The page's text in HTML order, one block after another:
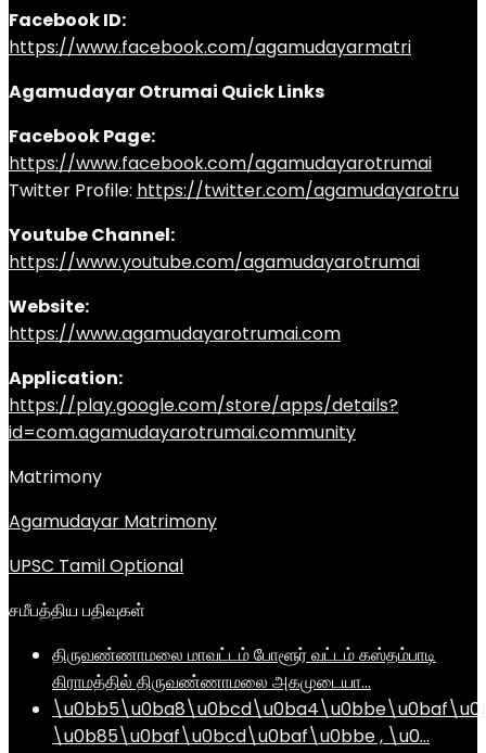
Facebook ID:
https://www.facebook.com/agamudayarmatri
Agamudayar Otrumai Quick Links
Facebook Page:
https://www.facebook.com/agamudayarotrumai
Twitter Profile: https://twitter.com/agamudayarotru
Youtube Channel:
https://www.youtube.com/agamudayarotrumai
Website:
https://www.agamudayarotrumai.com
Application:
https://play.google.com/store/apps/details?
id=com.agamudayarotrumai.community
Matrimony
Agamudayar Matrimony
UPSC Tamil Optional
சமீபத்திய பதிவுகள்
திருவண்ணாமலை மாவட்டம் போளூர் வட்டம் கஸ்தம்பாடி
கிராமத்தில் திருவண்ணாமலை அகமுடையா…
\u0b85\u0baf\u0bcd\u0baf\u0bbe , \u0…